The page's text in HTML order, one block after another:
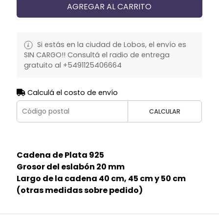
AGREGAR AL CARRITO
Si estás en la ciudad de Lobos, el envío es
SIN CARGO!! Consultá el radio de entrega
gratuito al +5491125406664
Calculá el costo de envío
CALCULAR
Cadena de Plata 925
Grosor del eslabón 20 mm
Largo de la cadena 40 cm, 45 cm y 50 cm
(otras medidas sobre pedido)